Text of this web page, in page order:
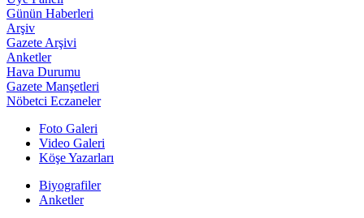
Günün Haberleri
Arşiv
Gazete Arşivi
Anketler
Hava Durumu
Gazete Manşetleri
Nöbetci Eczaneler
Foto Galeri
Video Galeri
Köşe Yazarları
Biyografiler
Anketler